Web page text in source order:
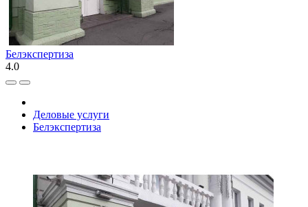
Белэкспертиза
4.0
Деловые услуги
Белэкспертиза